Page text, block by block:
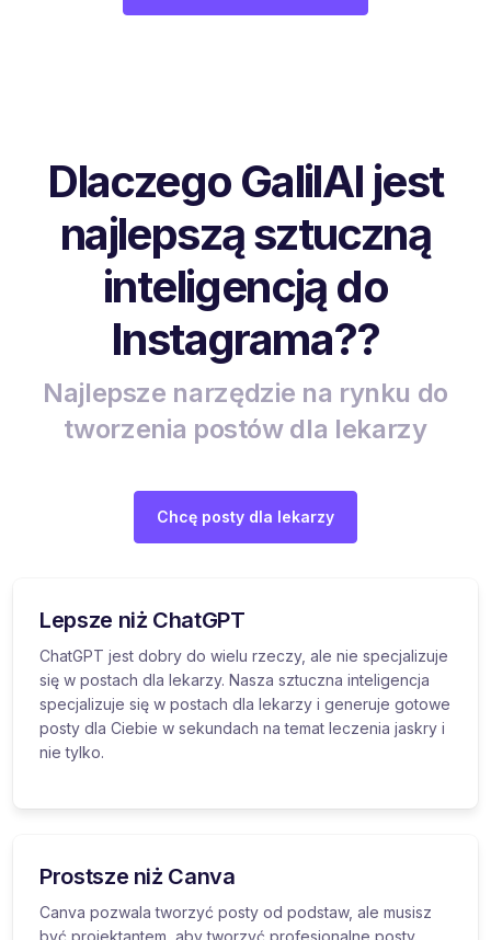
Dlaczego GalilAI jest
najlepszą sztuczną
inteligencją do
Instagrama??
Najlepsze narzędzie na rynku do
tworzenia postów dla lekarzy
Chcę posty dla lekarzy
Lepsze niż ChatGPT
ChatGPT jest dobry do wielu rzeczy, ale nie specjalizuje
się w postach dla lekarzy. Nasza sztuczna inteligencja
specjalizuje się w postach dla lekarzy i generuje gotowe
posty dla Ciebie w sekundach na temat leczenia jaskry i
nie tylko.
Prostsze niż Canva
Canva pozwala tworzyć posty od podstaw, ale musisz
być projektantem, aby tworzyć profesjonalne posty.